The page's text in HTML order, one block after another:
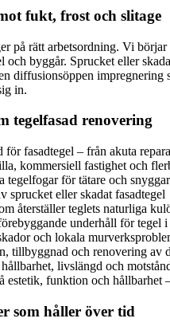
fukt, frost och slitage
på rätt arbetsordning. Vi
och byggår. Sprucket eller
diffusionsöppen impregnering
in.
tegelfasad renovering
fasadtegel – från akuta
kommersiell fastighet och
för tätare och
sprucket eller skadat fasadtegel
återställer teglets naturliga
underhåll för tegel
och lokala
tillbyggnad och renovering av
livslängd och
estetik, funktion och hållbarhet
som håller över tid